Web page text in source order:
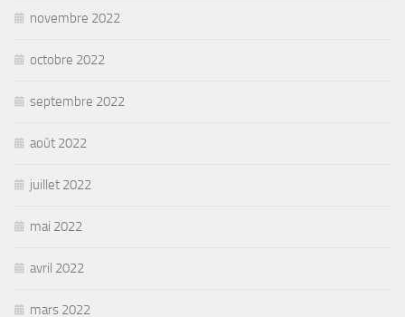
novembre 2022
octobre 2022
septembre 2022
août 2022
juillet 2022
mai 2022
avril 2022
mars 2022